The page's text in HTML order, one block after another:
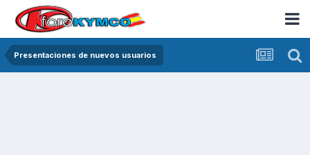
Presentaciones de nuevos usuarios